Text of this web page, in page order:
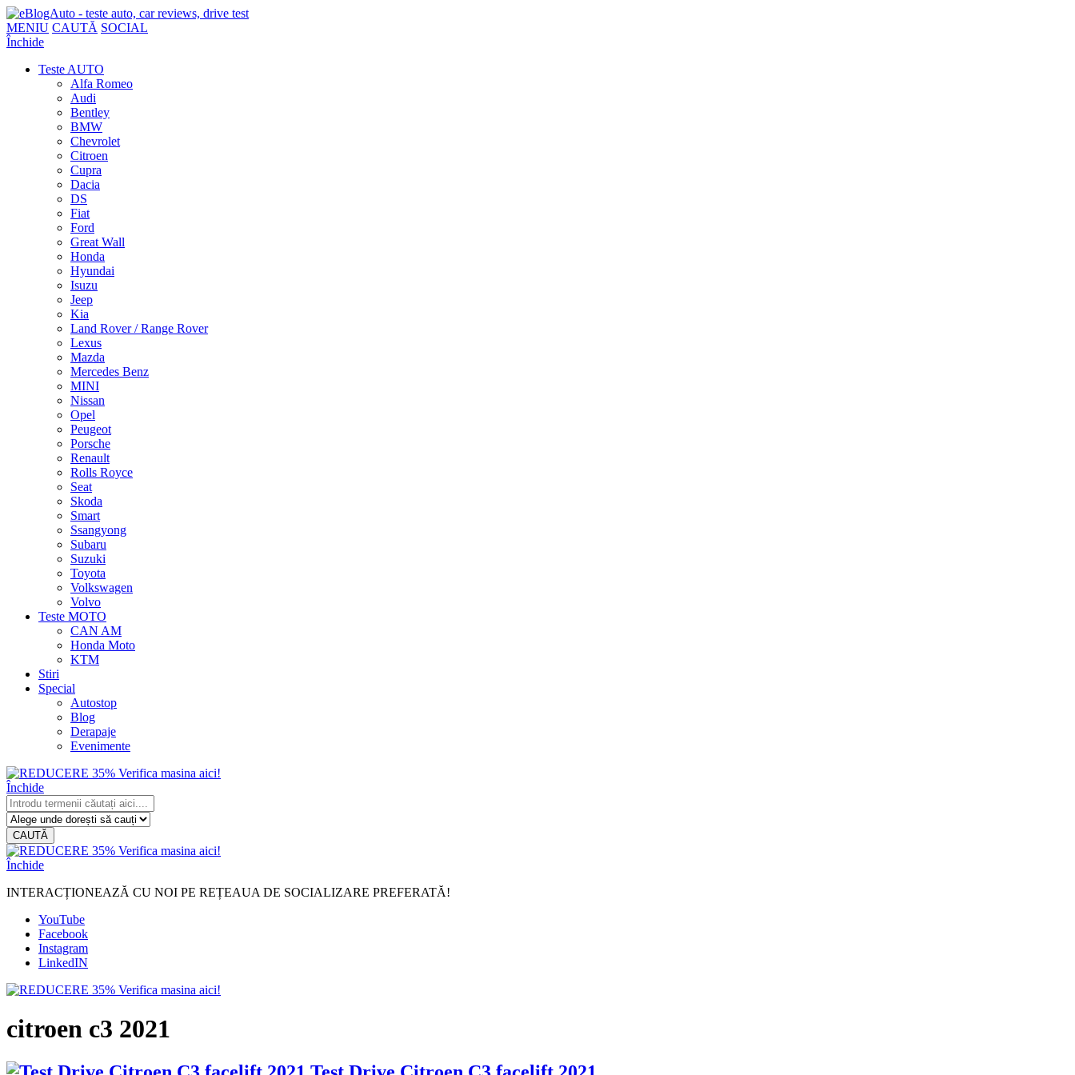
MENIU CAUTĂ SOCIAL
Închide
Teste AUTO
Alfa Romeo
Audi
Bentley
BMW
Chevrolet
Citroen
Cupra
Dacia
DS
Fiat
Ford
Great Wall
Honda
Hyundai
Isuzu
Jeep
Kia
Land Rover / Range Rover
Lexus
Mazda
Mercedes Benz
MINI
Nissan
Opel
Peugeot
Porsche
Renault
Rolls Royce
Seat
Skoda
Smart
Ssangyong
Subaru
Suzuki
Toyota
Volkswagen
Volvo
Teste MOTO
CAN AM
Honda Moto
KTM
Stiri
Special
Autostop
Blog
Derapaje
Evenimente
Închide
CAUTĂ
Închide
INTERACȚIONEAZĂ CU NOI PE REȚEAUA DE SOCIALIZARE PREFERATĂ!
YouTube
Facebook
Instagram
LinkedIN
citroen c3 2021